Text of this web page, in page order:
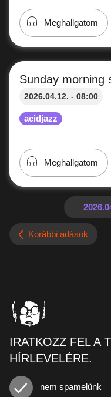
acidjazz
Meghallgatom
2026.05.03. - 08:00
acidjazz
Meghallgatom